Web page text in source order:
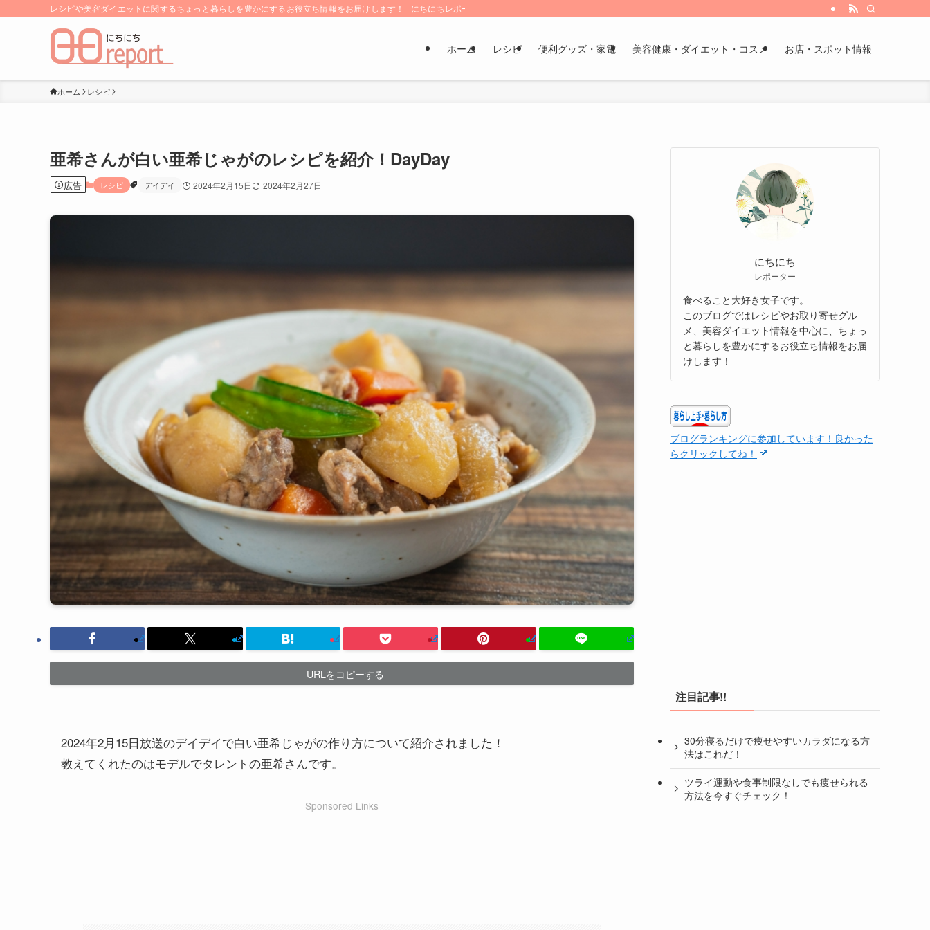
レシピや美容ダイエットに関するちょっと暮らしを豊かにするお役立ち情報をお届けします！ | にちにちレポート
ホーム レシピ 便利グッズ・家電 美容健康・ダイエット・コスメ お店・スポット情報
ホーム レシピ
亜希さんが白い亜希じゃがのレシピを紹介！DayDay
広告 レシピ デイデイ 2024年2月15日 2024年2月27日
URLをコピーする
2024年2月15日放送のデイデイで白い亜希じゃがの作り方について紹介されました！
教えてくれたのはモデルでタレントの亜希さんです。
Sponsored Links
にちにち
レポーター
食べること大好き女子です。
このブログではレシピやお取り寄せグル
メ、美容ダイエット情報を中心に、ちょっ
と暮らしを豊かにするお役立ち情報をお届
けします！
ブログランキングに参加しています！良かった
らクリックしてね！
注目記事!!
30分寝るだけで痩せやすいカラダになる方
法はこれだ！
ツライ運動や食事制限なしでも痩せられる
方法を今すぐチェック！